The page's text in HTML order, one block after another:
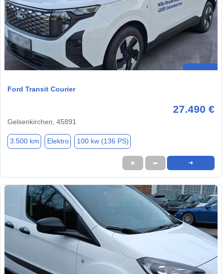
Ford Transit Courier
27.490 €
Gelsenkirchen, 45891
3.500 km Elektro 100 kw (136 PS)
★ ➦ ➜